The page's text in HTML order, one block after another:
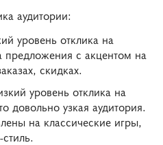
аудитории:
уровень отклика на
предложения с акцентом на
скидках.
уровень отклика на
довольно узкая аудитория.
на классические игры,